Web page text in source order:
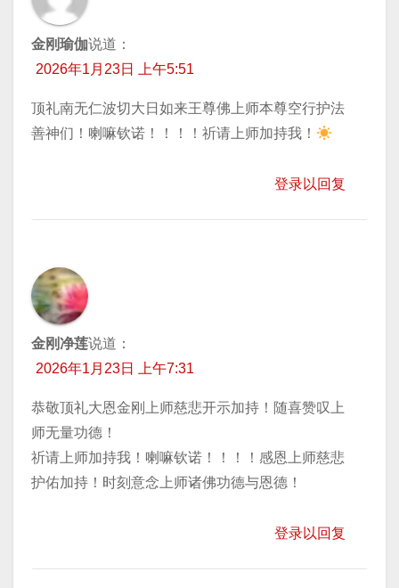
金刚瑜伽说道：
2026年1月23日 上午5:51
顶礼南无仁波切大日如来王尊佛上师本尊空行护法
善神们！喇嘛钦诺！！！！祈请上师加持我！
登录以回复
金刚净莲说道：
2026年1月23日 上午7:31
恭敬顶礼大恩金刚上师慈悲开示加持！随喜赞叹上
师无量功德！
祈请上师加持我！喇嘛钦诺！！！！感恩上师慈悲
护佑加持！时刻意念上师诸佛功德与恩德！
登录以回复